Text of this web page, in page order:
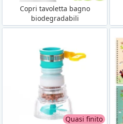
Copri tavoletta bagno
biodegradabili
Quasi finito